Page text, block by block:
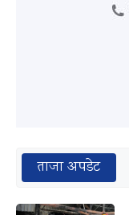
ताजा अपडेट